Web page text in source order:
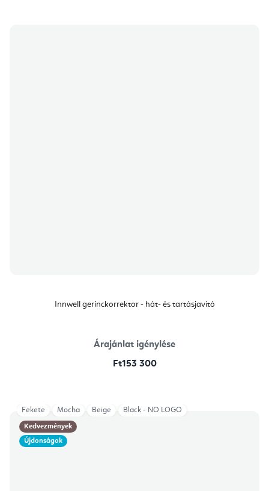
Innwell gerinckorrektor - hát- és tartásjavító
Árajánlat igénylése
Ft153 300
Kedvezmények
Újdonságok
Fekete Mocha Beige Black - NO LOGO